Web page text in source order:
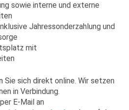
sowie interne und externe
Jahressonderzahlung und
mit
Sie sich direkt online. Wir setzen
in Verbindung.
E-Mail an